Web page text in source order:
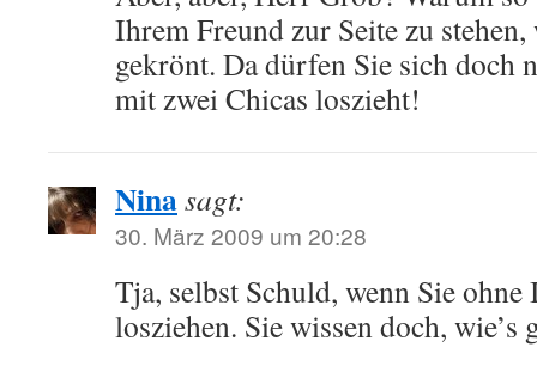
Ihrem Freund zur Seite zu
gekrönt. Da dürfen Sie sich doch
mit zwei Chicas loszieht!
Ninasagt:
30. März 2009 um 20:28
Tja, selbst Schuld, wenn Sie ohne
losziehen. Sie wissen doch, wie’s